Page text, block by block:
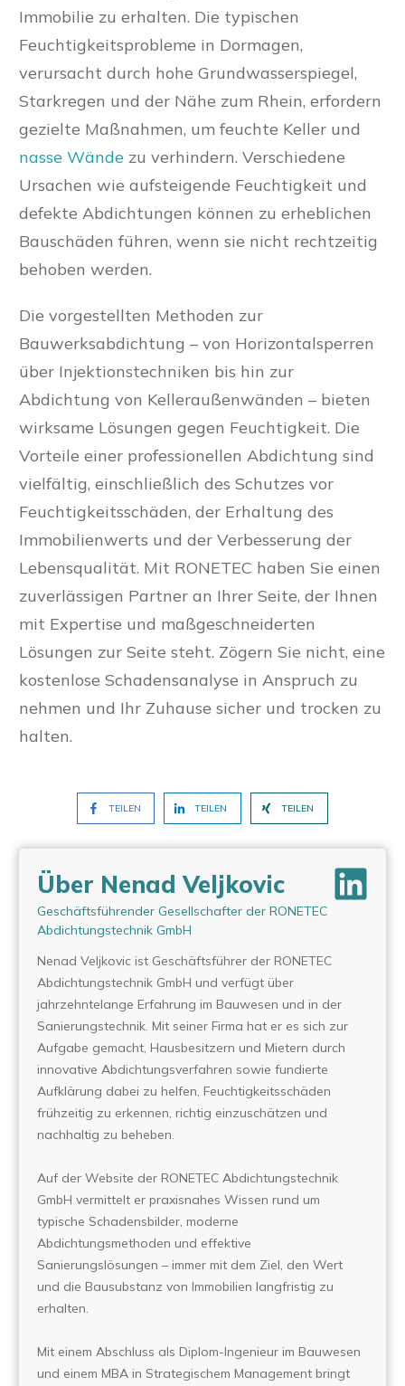
Immobilie zu erhalten. Die typischen
Feuchtigkeitsprobleme in Dormagen,
verursacht durch hohe Grundwasserspiegel,
Starkregen und der Nähe zum Rhein, erfordern
gezielte Maßnahmen, um feuchte Keller und
nasse Wände zu verhindern. Verschiedene
Ursachen wie aufsteigende Feuchtigkeit und
defekte Abdichtungen können zu erheblichen
Bauschäden führen, wenn sie nicht rechtzeitig
behoben werden.
Die vorgestellten Methoden zur
Bauwerksabdichtung – von Horizontalsperren
über Injektionstechniken bis hin zur
Abdichtung von Kelleraußenwänden – bieten
wirksame Lösungen gegen Feuchtigkeit. Die
Vorteile einer professionellen Abdichtung sind
vielfältig, einschließlich des Schutzes vor
Feuchtigkeitsschäden, der Erhaltung des
Immobilienwerts und der Verbesserung der
Lebensqualität. Mit RONETEC haben Sie einen
zuverlässigen Partner an Ihrer Seite, der Ihnen
mit Expertise und maßgeschneiderten
Lösungen zur Seite steht. Zögern Sie nicht, eine
kostenlose Schadensanalyse in Anspruch zu
nehmen und Ihr Zuhause sicher und trocken zu
halten.
TEILEN TEILEN TEILEN
Über Nenad Veljkovic
Geschäftsführender Gesellschafter der RONETEC
Abdichtungstechnik GmbH
Nenad Veljkovic ist Geschäftsführer der RONETEC
Abdichtungstechnik GmbH und verfügt über
jahrzehntelange Erfahrung im Bauwesen und in der
Sanierungstechnik. Mit seiner Firma hat er es sich zur
Aufgabe gemacht, Hausbesitzern und Mietern durch
innovative Abdichtungsverfahren sowie fundierte
Aufklärung dabei zu helfen, Feuchtigkeitsschäden
frühzeitig zu erkennen, richtig einzuschätzen und
nachhaltig zu beheben.
Auf der Website der RONETEC Abdichtungstechnik
GmbH vermittelt er praxisnahes Wissen rund um
typische Schadensbilder, moderne
Abdichtungsmethoden und effektive
Sanierungslösungen – immer mit dem Ziel, den Wert
und die Bausubstanz von Immobilien langfristig zu
erhalten.
Mit einem Abschluss als Diplom-Ingenieur im Bauwesen
und einem MBA in Strategischem Management bringt